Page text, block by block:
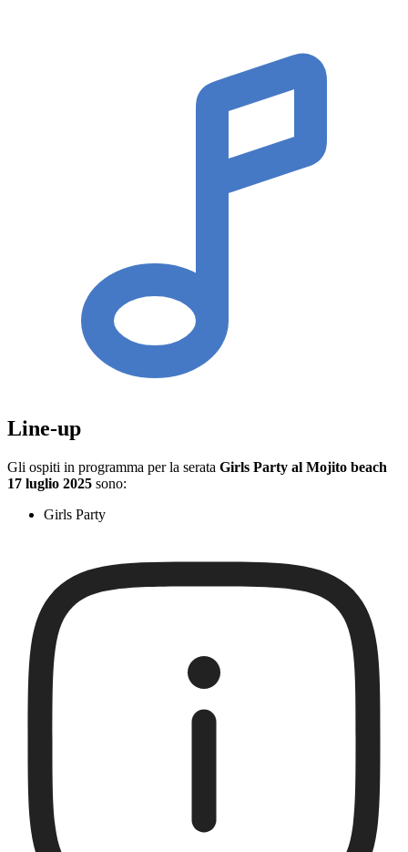
Line-up
Gli ospiti in programma per la serata Girls Party al Mojito beach
17 luglio 2025 sono:
Girls Party